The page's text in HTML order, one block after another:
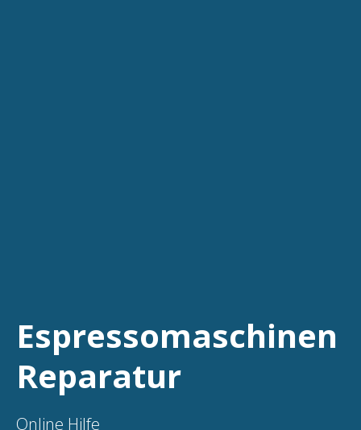
Espressomaschinen
Reparatur
Online Hilfe